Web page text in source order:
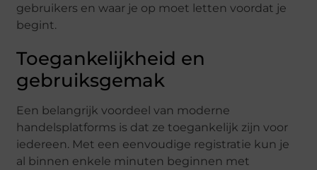
gebruikers en waar je op moet letten voordat je
begint.
Toegankelijkheid en
gebruiksgemak
Een belangrijk voordeel van moderne
handelsplatforms is dat ze toegankelijk zijn voor
iedereen. Met een eenvoudige registratie kun je
al binnen enkele minuten beginnen met